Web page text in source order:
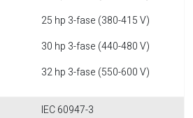
25 hp 3-fase (380-415 V)
30 hp 3-fase (440-480 V)
32 hp 3-fase (550-600 V)
IEC 60947-3